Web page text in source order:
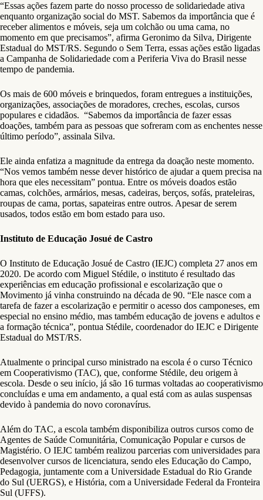
“Essas ações fazem parte do nosso processo de solidariedade ativa
enquanto organização social do MST. Sabemos da importância que é
receber alimentos e móveis, seja um colchão ou uma cama, no
momento em que precisamos”, afirma Geronimo da Silva, Dirigente
Estadual do MST/RS. Segundo o Sem Terra, essas ações estão ligadas
a Campanha de Solidariedade com a Periferia Viva do Brasil nesse
tempo de pandemia.
Os mais de 600 móveis e brinquedos, foram entregues a instituições,
organizações, associações de moradores, creches, escolas, cursos
populares e cidadãos. “Sabemos da importância de fazer essas
doações, também para as pessoas que sofreram com as enchentes nesse
último período”, assinala Silva.
Ele ainda enfatiza a magnitude da entrega da doação neste momento.
“Nos vemos também nesse dever histórico de ajudar a quem precisa na
hora que eles necessitam” pontua. Entre os móveis doados estão
camas, colchões, armários, mesas, cadeiras, berços, sofás, prateleiras,
roupas de cama, portas, sapateiras entre outros. Apesar de serem
usados, todos estão em bom estado para uso.
Instituto de Educação Josué de Castro
O Instituto de Educação Josué de Castro (IEJC) completa 27 anos em
2020. De acordo com Miguel Stédile, o instituto é resultado das
experiências em educação profissional e escolarização que o
Movimento já vinha construindo na década de 90. “Ele nasce com a
tarefa de fazer a escolarização e permitir o acesso dos camponeses, em
especial no ensino médio, mas também educação de jovens e adultos e
a formação técnica”, pontua Stédile, coordenador do IEJC e Dirigente
Estadual do MST/RS.
Atualmente o principal curso ministrado na escola é o curso Técnico
em Cooperativismo (TAC), que, conforme Stédile, deu origem à
escola. Desde o seu início, já são 16 turmas voltadas ao cooperativismo
concluídas e uma em andamento, a qual está com as aulas suspensas
devido à pandemia do novo coronavírus.
Além do TAC, a escola também disponibiliza outros cursos como de
Agentes de Saúde Comunitária, Comunicação Popular e cursos de
Magistério. O IEJC também realizou parcerias com universidades para
desenvolver cursos de licenciatura, sendo eles Educação do Campo,
Pedagogia, juntamente com a Universidade Estadual do Rio Grande
do Sul (UERGS), e História, com a Universidade Federal da Fronteira
Sul (UFFS).